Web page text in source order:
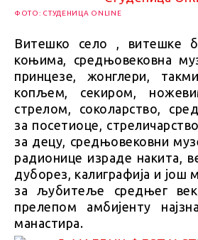
ФОТО: СТУДЕНИЦА ONLINE
Витешко село , витешке
коњима, средњовековна
принцезе, жонглери,
копљем, секиром,
стрелом, соколарство,
за посетиоце,
за децу, средњовековни
радионице израде накита,
дуборез, калиграфија и још
за љубитеље средњег
прелепом амбијенту
манастира.